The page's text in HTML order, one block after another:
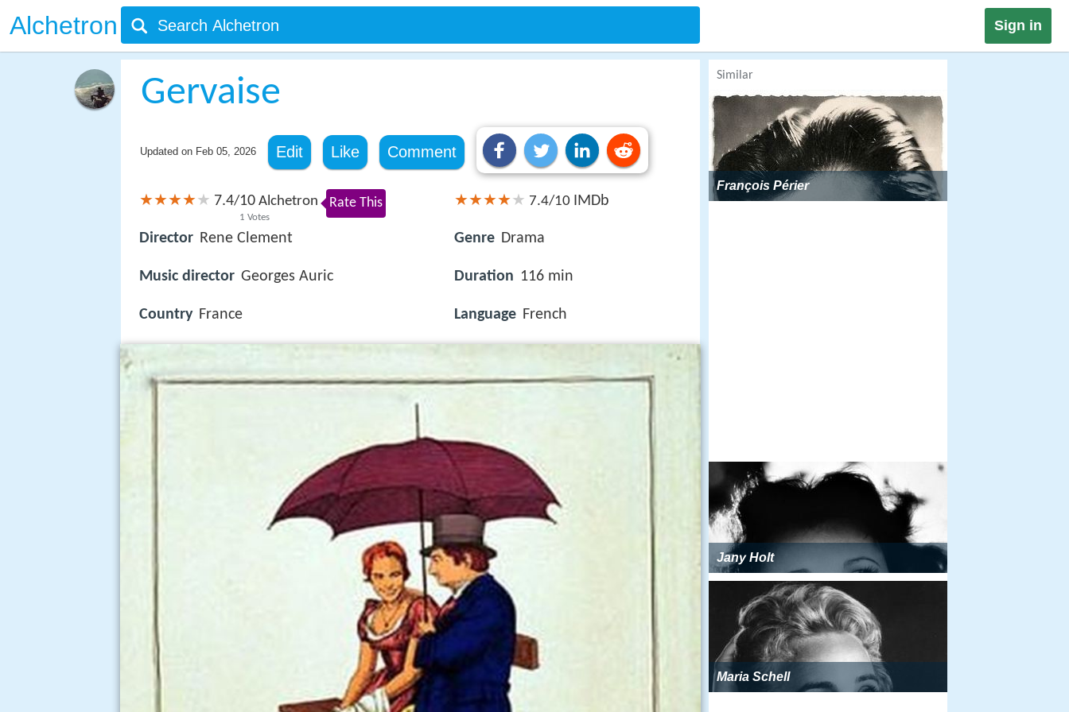
Alchetron Sign in
Gervaise
Updated on Feb 05, 2026 Edit Like Comment
7.4/10
1 Votes
Alchetron Rate This
Director Rene Clement
Music director Georges Auric
Country France
7.4/10 IMDb
Genre Drama
Duration 116 min
Language French
Similar
François Périer
Jany Holt
Maria Schell